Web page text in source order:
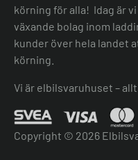
körning för alla! Idag är
växande bolag inom
kunder över hela landet
körning.
Vi är elbilsvaruhuset –
Copyright © 2026